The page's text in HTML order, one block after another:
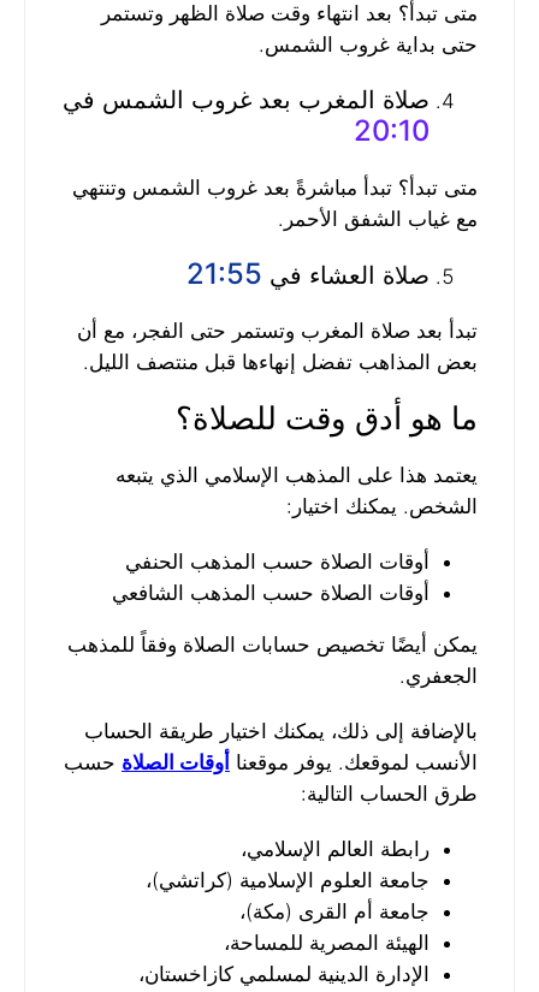
متى تبدأ؟ بعد انتهاء وقت صلاة الظهر وتستمر
حتى بداية غروب الشمس.
صلاة المغرب بعد غروب الشمس في
20:10
متى تبدأ؟ تبدأ مباشرةً بعد غروب الشمس وتنتهي
مع غياب الشفق الأحمر.
صلاة العشاء في 21:55
تبدأ بعد صلاة المغرب وتستمر حتى الفجر، مع أن
بعض المذاهب تفضل إنهاءها قبل منتصف الليل.
ما هو أدق وقت للصلاة؟
يعتمد هذا على المذهب الإسلامي الذي يتبعه
الشخص. يمكنك اختيار:
أوقات الصلاة حسب المذهب الحنفي
أوقات الصلاة حسب المذهب الشافعي
يمكن أيضًا تخصيص حسابات الصلاة وفقاً للمذهب
الجعفري.
بالإضافة إلى ذلك، يمكنك اختيار طريقة الحساب
الأنسب لموقعك. يوفر موقعنا أوقات الصلاة حسب
طرق الحساب التالية:
رابطة العالم الإسلامي،
جامعة العلوم الإسلامية (كراتشي)،
جامعة أم القرى (مكة)،
الهيئة المصرية للمساحة،
الإدارة الدينية لمسلمي كازاخستان،